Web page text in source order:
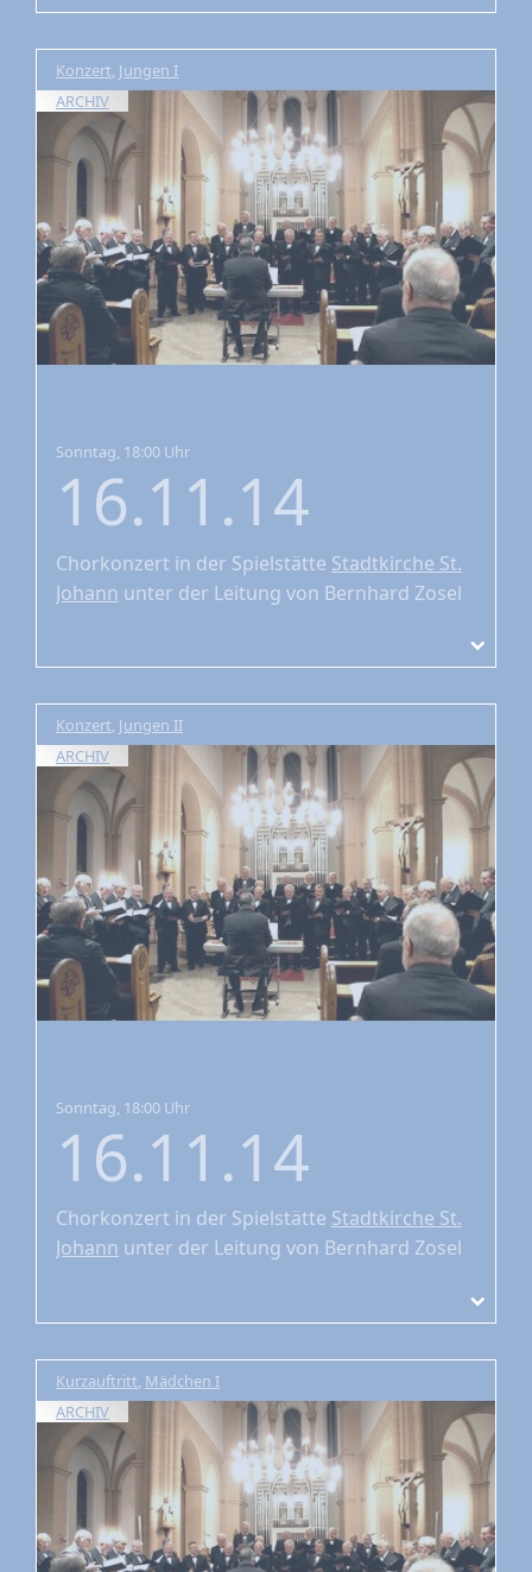
Konzert Jungen I
ARCHIV
Sonntag, 18:00 Uhr
16.11.14
Chorkonzert in der Spielstätte Stadtkirche St.
Johann unter der Leitung von Bernhard Zosel
Konzert, Jungen II
ARCHIV
Sonntag, 18:00 Uhr
16.11.14
Chorkonzert in der Spielstätte Stadtkirche St.
Johann unter der Leitung von Bernhard Zosel
Kurzauftritt, Mädchen I
ARCHIV